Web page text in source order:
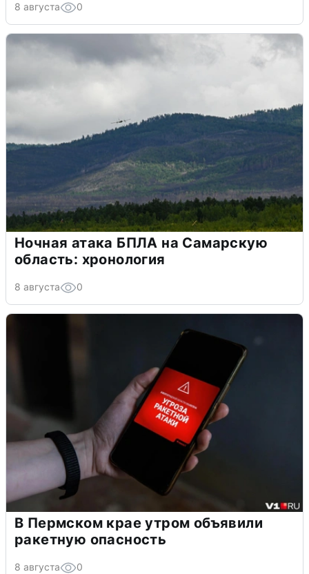
8 августа 0
Ночная атака БПЛА на Самарскую
область: хронология
8 августа 0
В Пермском крае утром объявили
ракетную опасность
8 августа 0